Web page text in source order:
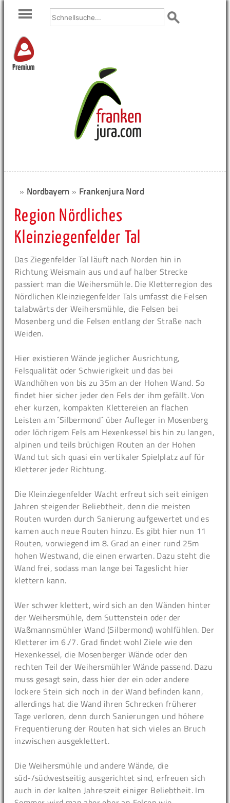
Premium
» Nordbayern » Frankenjura Nord
Region Nördliches
Kleinziegenfelder Tal
Das Ziegenfelder Tal läuft nach Norden hin in
Richtung Weismain aus und auf halber Strecke
passiert man die Weihersmühle. Die Kletterregion des
Nördlichen Kleinziegenfelder Tals umfasst die Felsen
talabwärts der Weihersmühle, die Felsen bei
Mosenberg und die Felsen entlang der Straße nach
Weiden.
Hier existieren Wände jeglicher Ausrichtung,
Felsqualität oder Schwierigkeit und das bei
Wandhöhen von bis zu 35m an der Hohen Wand. So
findet hier sicher jeder den Fels der ihm gefällt. Von
eher kurzen, kompakten Klettereien an flachen
Leisten am ´Silbermond´ über Aufleger in Mosenberg
oder löchrigem Fels am Hexenkessel bis hin zu langen,
alpinen und teils brüchigen Routen an der Hohen
Wand tut sich quasi ein vertikaler Spielplatz auf für
Kletterer jeder Richtung.
Die Kleinziegenfelder Wacht erfreut sich seit einigen
Jahren steigender Beliebtheit, denn die meisten
Routen wurden durch Sanierung aufgewertet und es
kamen auch neue Routen hinzu. Es gibt hier nun 11
Routen, vorwiegend im 8. Grad an einer rund 25m
hohen Westwand, die einen erwarten. Dazu steht die
Wand frei, sodass man lange bei Tageslicht hier
klettern kann.
Wer schwer klettert, wird sich an den Wänden hinter
der Weihersmühle, dem Suttenstein oder der
Waßmannsmühler Wand (Silbermond) wohlfühlen. Der
Kletterer im 6./7. Grad findet wohl Ziele wie den
Hexenkessel, die Mosenberger Wände oder den
rechten Teil der Weihersmühler Wände passend. Dazu
muss gesagt sein, dass hier der ein oder andere
lockere Stein sich noch in der Wand befinden kann,
allerdings hat die Wand ihren Schrecken früherer
Tage verloren, denn durch Sanierungen und höhere
Frequentierung der Routen hat sich vieles an Bruch
inzwischen ausgeklettert.
Die Weihersmühle und andere Wände, die
süd-/südwestseitig ausgerichtet sind, erfreuen sich
auch in der kalten Jahreszeit einiger Beliebtheit. Im